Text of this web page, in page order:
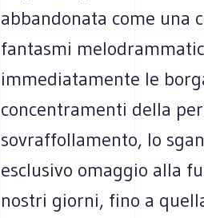
abbandonata come una
fantasmi
immediatamente le
concentramenti della
sovraffollamento, lo
esclusivo omaggio alla
nostri giorni, fino a